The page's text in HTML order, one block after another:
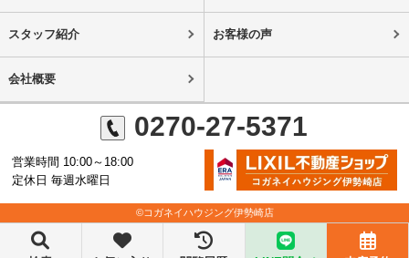
スタッフ紹介 お客様の声
会社概要
0270-27-5371
営業時間 10:00～18:00
定休日 毎週水曜日
©コガネイハウジング伊勢崎店